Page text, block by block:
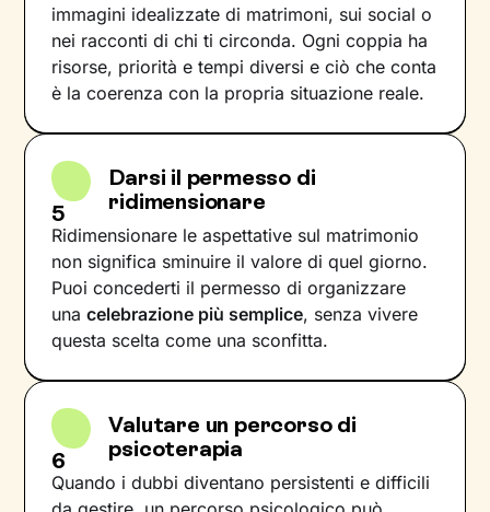
immagini idealizzate di matrimoni, sui social o
nei racconti di chi ti circonda. Ogni coppia ha
risorse, priorità e tempi diversi e ciò che conta
è la coerenza con la propria situazione reale.
5
Darsi il permesso di
ridimensionare
Ridimensionare le aspettative sul matrimonio
non significa sminuire il valore di quel giorno.
Puoi concederti il permesso di organizzare
unacelebrazione più semplice, senza vivere
questa scelta come una sconfitta.
6
Valutare un percorso di
psicoterapia
Quando i dubbi diventano persistenti e difficili